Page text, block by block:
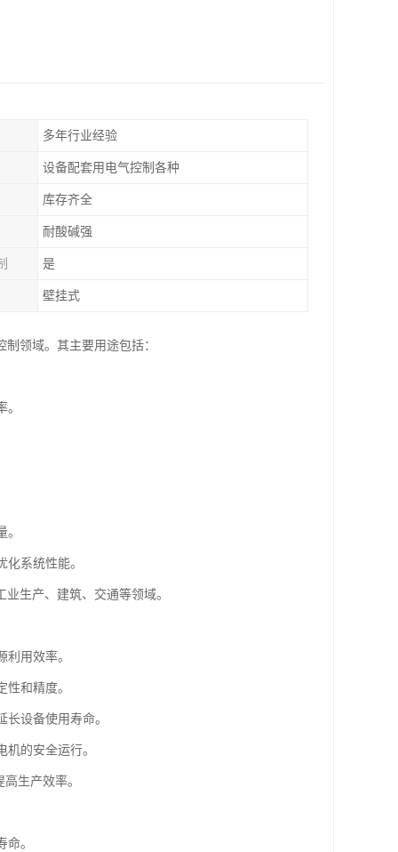
多年行业经验
设备配套用电气控制各种
库存齐全
耐酸碱强
是
壁挂式
领域。其主要用途包括：
系统性能。
生产、建筑、交通等领域。
用效率。
和精度。
设备使用寿命。
的安全运行。
生产效率。
。